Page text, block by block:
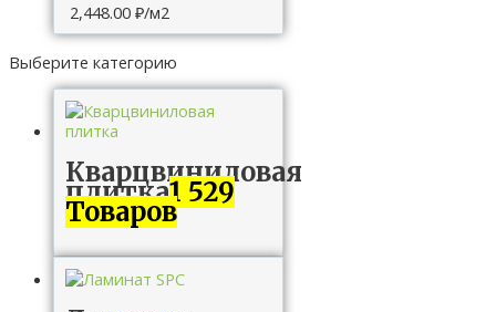
2,448.00₽/м2
Выберите категорию
Кварцвиниловая
плитка1 529
Товаров